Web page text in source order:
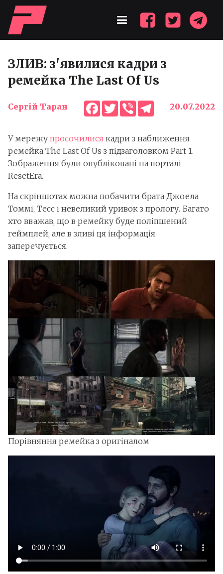
ЗЛИВ: з'явилися кадри з
ремейка The Last Of Us
Сергій Таран Facebook
Twitter
ViberTelegram
20.07.2022
У мережу просочилися кадри з наближення
ремейка The Last Of Us з підзаголовком Part 1.
Зображення були опубліковані на порталі
ResetEra.
На скріншотах можна побачити брата Джоела
Томмі, Тесс і невеликий уривок з прологу. Багато
хто вважав, що в ремейку буде поліпшений
геймплей, але в зливі ця інформація
заперечується.
Порівняння ремейка з оригіналом